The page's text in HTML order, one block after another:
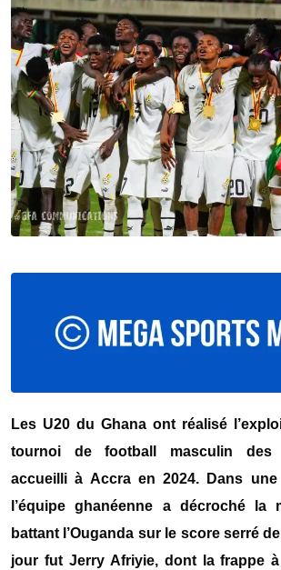
Les U20 du Ghana ont réalisé
tournoi de football masculin des
accueilli à Accra en 2024. Dans une
l’équipe ghanéenne a décroché la
battant l’Ouganda sur le score serré
jour fut Jerry Afriyie, dont la frappe